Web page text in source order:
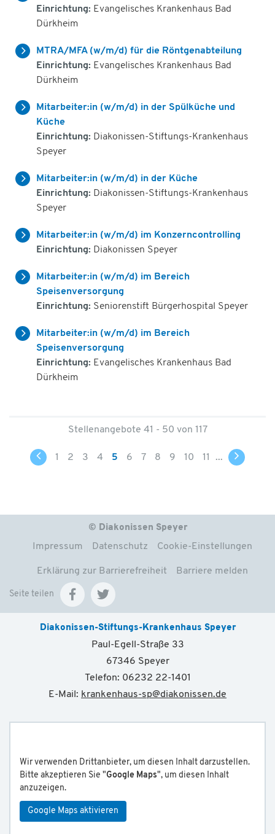
Einrichtung: Evangelisches Krankenhaus Bad
Dürkheim
MTRA/MFA (w/m/d) für die Röntgenabteilung
Einrichtung: Evangelisches Krankenhaus Bad
Dürkheim
Mitarbeiter:in (w/m/d) in der Spülküche und
Küche
Einrichtung: Diakonissen-Stiftungs-Krankenhaus
Speyer
Mitarbeiter:in (w/m/d) in der Küche
Einrichtung: Diakonissen-Stiftungs-Krankenhaus
Speyer
Mitarbeiter:in (w/m/d) im Konzerncontrolling
Einrichtung: Diakonissen Speyer
Mitarbeiter:in (w/m/d) im Bereich
Speisenversorgung
Einrichtung: Seniorenstift Bürgerhospital Speyer
Mitarbeiter:in (w/m/d) im Bereich
Speisenversorgung
Einrichtung: Evangelisches Krankenhaus Bad
Dürkheim
Stellenangebote 41 - 50 von 117
1 2 3 4 5 6 7 8 9 10 11 ...
© Diakonissen Speyer
Impressum Datenschutz Cookie-Einstellungen
Erklärung zur Barrierefreiheit Barriere melden
Seite teilen
Diakonissen-Stiftungs-Krankenhaus Speyer
Paul-Egell-Straße 33
67346 Speyer
Telefon: 06232 22-1401
E-Mail: krankenhaus-sp@diakonissen.de
Wir verwenden Drittanbieter, um diesen Inhalt darzustellen.
Bitte akzeptieren Sie "Google Maps", um diesen Inhalt
anzuzeigen.
Google Maps aktivieren